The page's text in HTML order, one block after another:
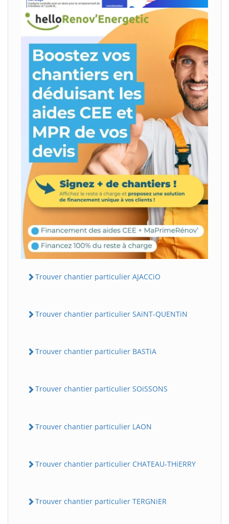
Trouver chantier particulier AJACCiO
Trouver chantier particulier SAiNT-QUENTiN
Trouver chantier particulier BASTiA
Trouver chantier particulier SOiSSONS
Trouver chantier particulier LAON
Trouver chantier particulier CHATEAU-THiERRY
Trouver chantier particulier TERGNiER